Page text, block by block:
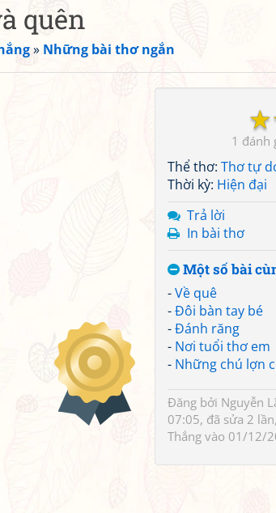
quên
» Những bài thơ ngắn
☆
1
Thể thơ: Thơ tự
Thời kỳ: Hiện đại
Trả lời
In bài thơ
Một số bài
-Về quê
-Đôi bàn tay bé
-Đánh răng
- Nơi tuổi thơ em
- Những chú lợn
Đăng bởi Nguyễn
07:05, đã sửa 2
Thắng vào 01/12/